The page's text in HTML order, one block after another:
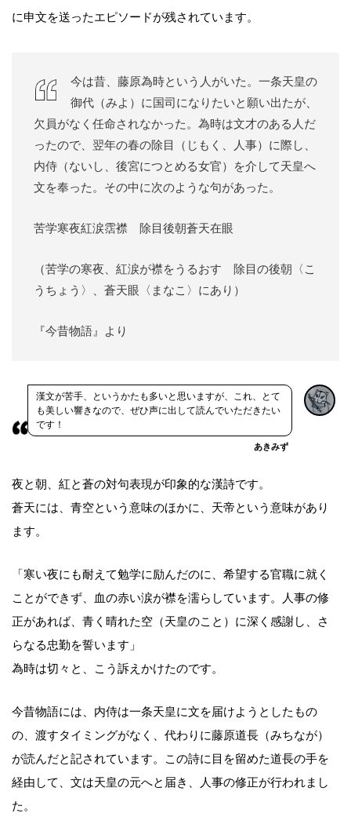
に申文を送ったエピソードが残されています。
今は昔、藤原為時という人がいた。一条天皇の
御代（みよ）に国司になりたいと願い出たが、
欠員がなく任命されなかった。為時は文才のある人だ
ったので、翌年の春の除目（じもく、人事）に際し、
内侍（ないし、後宮につとめる女官）を介して天皇へ
文を奉った。その中に次のような句があった。
苦学寒夜紅涙霑襟 除目後朝蒼天在眼
（苦学の寒夜、紅涙が襟をうるおす 除目の後朝〈こ
うちょう〉、蒼天眼〈まなこ〉にあり）
『今昔物語』より
漢文が苦手、というかたも多いと思いますが、これ、とて
も美しい響きなので、ぜひ声に出して読んでいただきたい
です！
あきみず
夜と朝、紅と蒼の対句表現が印象的な漢詩です。
蒼天には、青空という意味のほかに、天帝という意味があり
ます。
「寒い夜にも耐えて勉学に励んだのに、希望する官職に就く
ことができず、血の赤い涙が襟を濡らしています。人事の修
正があれば、青く晴れた空（天皇のこと）に深く感謝し、さ
らなる忠勤を誓います」
為時は切々と、こう訴えかけたのです。
今昔物語には、内侍は一条天皇に文を届けようとしたもの
の、渡すタイミングがなく、代わりに藤原道長（みちなが）
が読んだと記されています。この詩に目を留めた道長の手を
経由して、文は天皇の元へと届き、人事の修正が行われまし
た。